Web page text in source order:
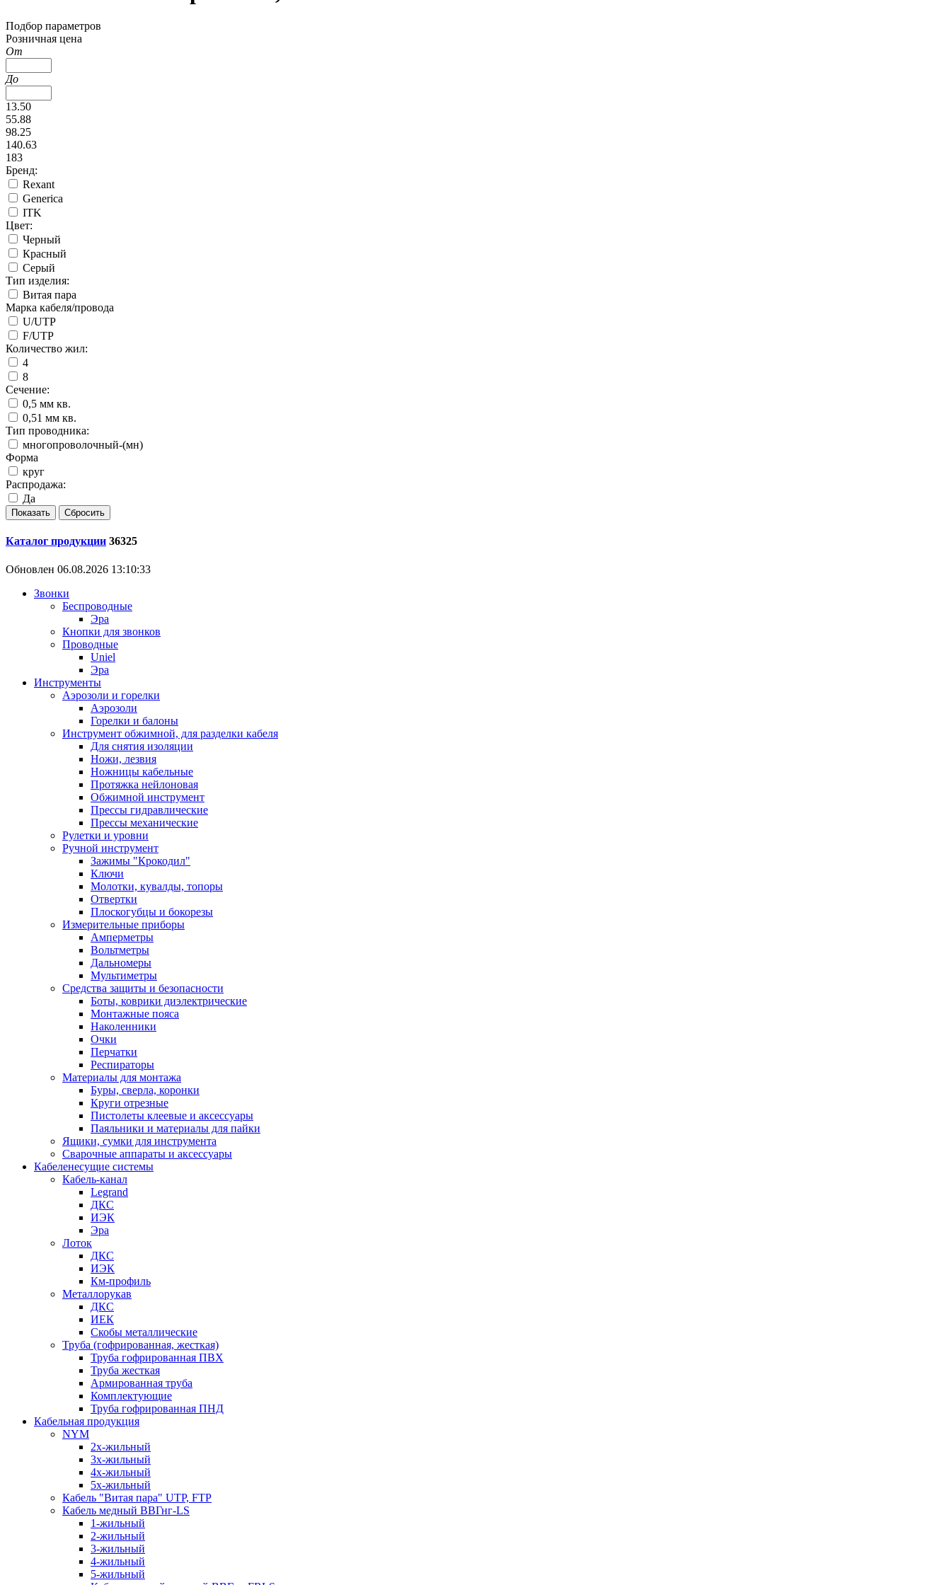
Подбор параметров
Розничная цена
От
До
13.50
55.88
98.25
140.63
183
Бренд:
Rexant
Generica
ITK
Цвет:
Черный
Красный
Серый
Тип изделия:
Витая пара
Марка кабеля/провода
U/UTP
F/UTP
Количество жил:
4
8
Сечение:
0,5 мм кв.
0,51 мм кв.
Тип проводника:
многопроволочный-(мн)
Форма
круг
Распродажа:
Да
Каталог продукции 36325
Обновлен 06.08.2026 13:10:33
Звонки
Беспроводные
Эра
Кнопки для звонков
Проводные
Uniel
Эра
Инструменты
Аэрозоли и горелки
Аэрозоли
Горелки и балоны
Инструмент обжимной, для разделки кабеля
Для снятия изоляции
Ножи, лезвия
Ножницы кабельные
Протяжка нейлоновая
Обжимной инструмент
Прессы гидравлические
Прессы механические
Рулетки и уровни
Ручной инструмент
Зажимы "Крокодил"
Ключи
Молотки, кувалды, топоры
Отвертки
Плоскогубцы и бокорезы
Измерительные приборы
Амперметры
Вольтметры
Дальномеры
Мультиметры
Средства защиты и безопасности
Боты, коврики диэлектрические
Монтажные пояса
Наколенники
Очки
Перчатки
Респираторы
Материалы для монтажа
Буры, сверла, коронки
Круги отрезные
Пистолеты клеевые и аксессуары
Паяльники и материалы для пайки
Ящики, сумки для инструмента
Сварочные аппараты и аксессуары
Кабеленесущие системы
Кабель-канал
Legrand
ДКС
ИЭК
Эра
Лоток
ДКС
ИЭК
Км-профиль
Металлорукав
ДКС
ИЕК
Скобы металлические
Труба (гофрированная, жесткая)
Труба гофрированная ПВХ
Труба жесткая
Армированная труба
Комплектующие
Труба гофрированная ПНД
Кабельная продукция
NYM
2х-жильный
3х-жильный
4х-жильный
5х-жильный
Кабель "Витая пара" UTP, FTP
Кабель медный ВВГнг-LS
1-жильный
2-жильный
3-жильный
4-жильный
5-жильный